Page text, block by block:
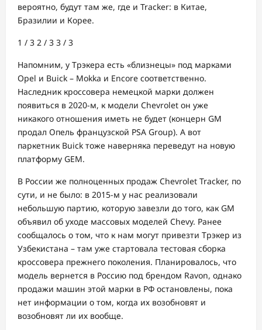
вероятно, будут там же, где и Tracker: в Китае,
Бразилии и Корее.
1 / 3 2 / 3 3 / 3
Напомним, у Трэкера есть «близнецы» под марками
Opel и Buick – Mokka и Encore соответственно.
Наследник кроссовера немецкой марки должен
появиться в 2020-м, к модели Chevrolet он уже
никакого отношения иметь не будет (концерн GM
продал Опель французской PSA Group). А вот
паркетник Buick тоже наверняка переведут на новую
платформу GEM.
В России же полноценных продаж Chevrolet Tracker, по
сути, и не было: в 2015-м у нас реализовали
небольшую партию, которую завезли до того, как GM
объявил об уходе массовых моделей Chevy. Ранее
сообщалось о том, что к нам могут привезти Трэкер из
Узбекистана – там уже стартовала тестовая сборка
кроссовера прежнего поколения. Планировалось, что
модель вернется в Россию под брендом Ravon, однако
продажи машин этой марки в РФ остановлены, пока
нет информации о том, когда их возобновят и
возобновят ли их вообще.